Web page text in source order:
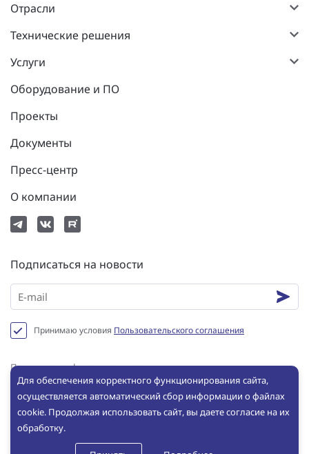
Отрасли
Технические решения
Услуги
Оборудование и ПО
Проекты
Документы
Пресс-центр
О компании
Подписаться на новости
Принимаю условия Пользовательского соглашения
Политика конфиденциальности
Пользовательское соглашение
Сookie
© ООО «ИНБРЭС», 2025. Все права защищены. Копирование и
использование любых материалов с сайта без письменного
Для обеспечения корректного функционирования сайта,
осуществляется автоматический сбор информации о файлах
cookie. Продолжая использовать сайт, вы даете согласие на их
обработку.